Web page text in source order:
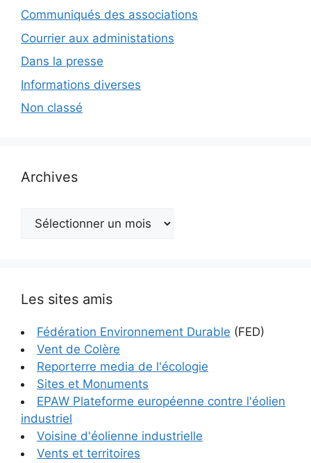
Communiqués des associations
Courrier aux administations
Dans la presse
Informations diverses
Non classé
Archives
Archives
Les sites amis
Fédération Environnement Durable (FED)
Vent de Colère
Reporterre media de l'écologie
Sites et Monuments
EPAW Plateforme européenne contre l'éolien
industriel
Voisine d'éolienne industrielle
Vents et territoires